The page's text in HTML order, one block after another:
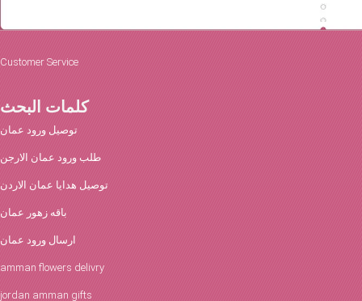
Customer Service
كلمات البحث
توصيل ورود عمان
طلب ورود عمان الارجن
توصيل هدايا عمان الاردن
باقه زهور عمان
ارسال ورود عمان
amman flowers delivry
jordan amman gifts